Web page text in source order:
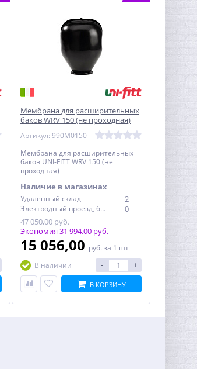
Мембрана для расширительных
баков WRV 150 (не проходная)
Артикул: 990M0150
Мембрана для расширительных
баков UNI-FITT WRV 150 (не
проходная)
Наличие в магазинах
Удаленный склад 2
Электродный проезд, 6с1
0
47 050,00 руб.
Экономия 31 994,00 руб.
15 056,00 руб. за 1 шт
В наличии
- +
В КОРЗИНУ